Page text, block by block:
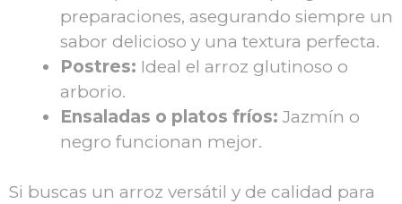
preparaciones, asegurando siempre un
sabor delicioso y una textura perfecta.
Postres: Ideal el arroz glutinoso o
arborio.
Ensaladas o platos fríos: Jazmín o
negro funcionan mejor.
Si buscas un arroz versátil y de calidad para